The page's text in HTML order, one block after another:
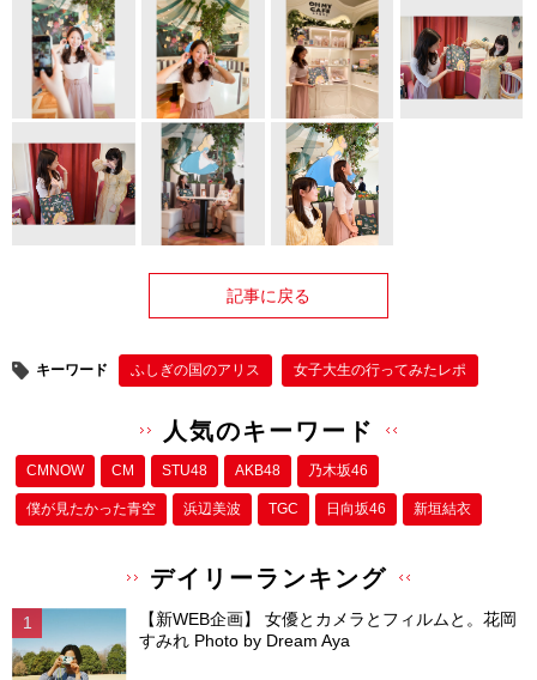
記事に戻る
キーワード ふしぎの国のアリス 女子大生の行ってみたレポ
人気のキーワード
CMNOW CM STU48 AKB48 乃木坂46
僕が⾒たかった⻘空 浜辺美波 TGC 日向坂46 新垣結衣
デイリーランキング
【新WEB企画】 女優とカメラとフィルムと。花岡
すみれ Photo by Dream Aya